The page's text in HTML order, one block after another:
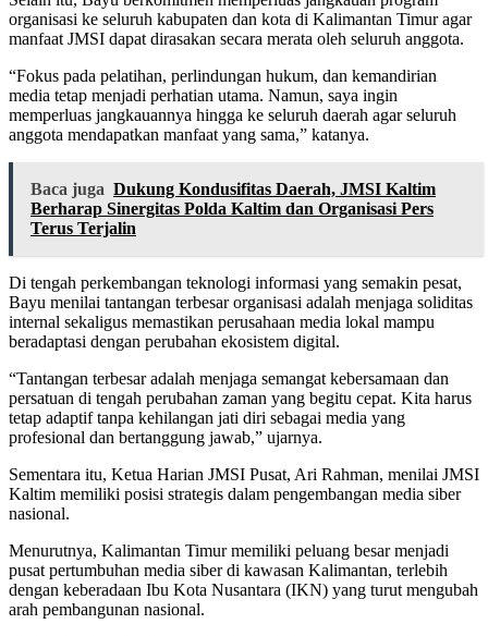
organisasi ke seluruh kabupaten dan kota di Kalimantan Timur agar
manfaat JMSI dapat dirasakan secara merata oleh seluruh anggota.
“Fokus pada pelatihan, perlindungan hukum, dan kemandirian
media tetap menjadi perhatian utama. Namun, saya ingin
memperluas jangkauannya hingga ke seluruh daerah agar seluruh
anggota mendapatkan manfaat yang sama,” katanya.
Baca juga Dukung Kondusifitas Daerah, JMSI Kaltim
Berharap Sinergitas Polda Kaltim dan Organisasi Pers
Terus Terjalin
Di tengah perkembangan teknologi informasi yang semakin pesat,
Bayu menilai tantangan terbesar organisasi adalah menjaga soliditas
internal sekaligus memastikan perusahaan media lokal mampu
beradaptasi dengan perubahan ekosistem digital.
“Tantangan terbesar adalah menjaga semangat kebersamaan dan
persatuan di tengah perubahan zaman yang begitu cepat. Kita harus
tetap adaptif tanpa kehilangan jati diri sebagai media yang
profesional dan bertanggung jawab,” ujarnya.
Sementara itu, Ketua Harian JMSI Pusat, Ari Rahman, menilai JMSI
Kaltim memiliki posisi strategis dalam pengembangan media siber
nasional.
Menurutnya, Kalimantan Timur memiliki peluang besar menjadi
pusat pertumbuhan media siber di kawasan Kalimantan, terlebih
dengan keberadaan Ibu Kota Nusantara (IKN) yang turut mengubah
arah pembangunan nasional.